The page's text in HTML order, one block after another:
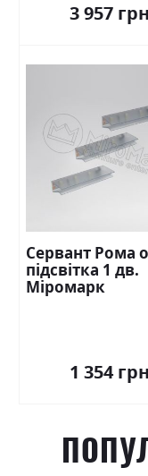
3 957 грн
Сервант Рома
підсвітка 1 дв.
Міромарк
1 354 грн